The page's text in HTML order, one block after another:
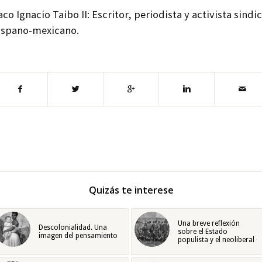
Ignacio Taibo II: Escritor, periodista y activista
mexicano.
Quizás te interese
Descolonialidad. Una
imagen del pensamiento
Una breve reflexión
sobre el Estado
populista y el neoliberal